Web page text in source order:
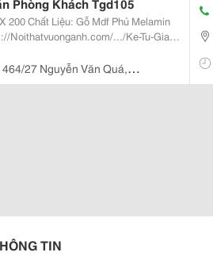
464/27 Nguyễn Văn Quá,
Tp. Hcm
TIN